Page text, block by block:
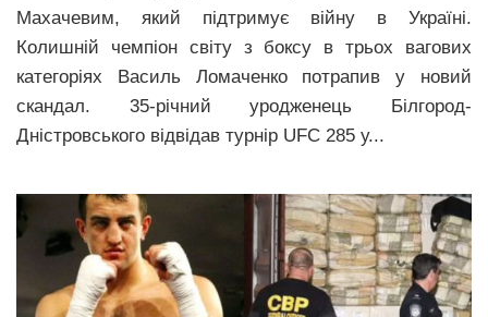
Махачевим, який підтримує війну в Україні.
Колишній чемпіон світу з боксу в трьох вагових
категоріях Василь Ломаченко потрапив у новий
скандал. 35-річний уродженець Білгород-
Дністровського відвідав турнір UFC 285 у...